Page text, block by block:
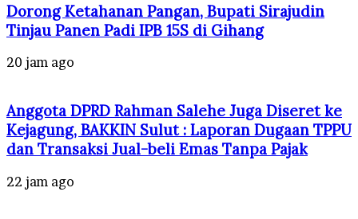
Dorong Ketahanan Pangan, Bupati Sirajudin
Tinjau Panen Padi IPB 15S di Gihang
20 jam ago
Anggota DPRD Rahman Salehe Juga Diseret ke
Kejagung, BAKKIN Sulut : Laporan Dugaan TPPU
dan Transaksi Jual-beli Emas Tanpa Pajak
22 jam ago